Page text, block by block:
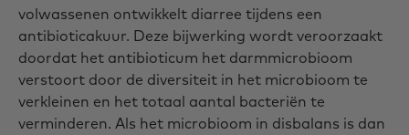
volwassenen ontwikkelt diarree tijdens een
antibioticakuur. Deze bijwerking wordt veroorzaakt
doordat het antibioticum het darmmicrobioom
verstoort door de diversiteit in het microbioom te
verkleinen en het totaal aantal bacteriën te
verminderen. Als het microbioom in disbalans is dan